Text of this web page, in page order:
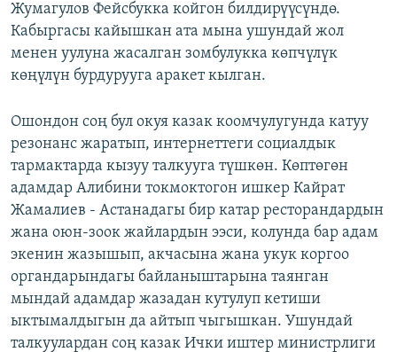
Жумагулов Фейсбукка койгон билдирүүсүндө.
Кабыргасы кайышкан ата мына ушундай жол
менен уулуна жасалган зомбулукка көпчүлүк
көңүлүн бурдурууга аракет кылган.
Ошондон соң бул окуя казак коомчулугунда катуу
резонанс жаратып, интернеттеги социалдык
тармактарда кызуу талкууга түшкөн. Көптөгөн
адамдар Алибини токмоктогон ишкер Кайрат
Жамалиев - Астанадагы бир катар ресторандардын
жана оюн-зоок жайлардын ээси, колунда бар адам
экенин жазышып, акчасына жана укук коргоо
органдарындагы байланыштарына таянган
мындай адамдар жазадан кутулуп кетиши
ыктымалдыгын да айтып чыгышкан. Ушундай
талкуулардан соң казак Ички иштер министрлиги